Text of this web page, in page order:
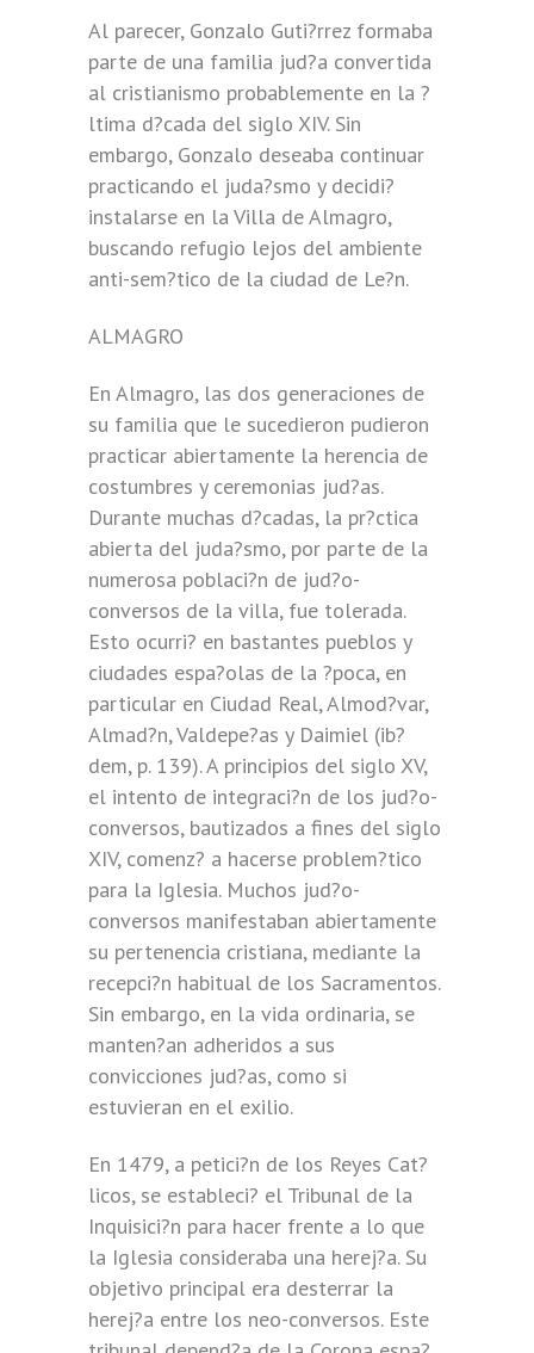
Al parecer, Gonzalo Guti?rrez formaba
parte de una familia jud?a convertida
al cristianismo probablemente en la ?
ltima d?cada del siglo XIV. Sin
embargo, Gonzalo deseaba continuar
practicando el juda?smo y decidi?
instalarse en la Villa de Almagro,
buscando refugio lejos del ambiente
anti-sem?tico de la ciudad de Le?n.
ALMAGRO
En Almagro, las dos generaciones de
su familia que le sucedieron pudieron
practicar abiertamente la herencia de
costumbres y ceremonias jud?as.
Durante muchas d?cadas, la pr?ctica
abierta del juda?smo, por parte de la
numerosa poblaci?n de jud?o-
conversos de la villa, fue tolerada.
Esto ocurri? en bastantes pueblos y
ciudades espa?olas de la ?poca, en
particular en Ciudad Real, Almod?var,
Almad?n, Valdepe?as y Daimiel (ib?
dem, p. 139). A principios del siglo XV,
el intento de integraci?n de los jud?o-
conversos, bautizados a fines del siglo
XIV, comenz? a hacerse problem?tico
para la Iglesia. Muchos jud?o-
conversos manifestaban abiertamente
su pertenencia cristiana, mediante la
recepci?n habitual de los Sacramentos.
Sin embargo, en la vida ordinaria, se
manten?an adheridos a sus
convicciones jud?as, como si
estuvieran en el exilio.
En 1479, a petici?n de los Reyes Cat?
licos, se estableci? el Tribunal de la
Inquisici?n para hacer frente a lo que
la Iglesia consideraba una herej?a. Su
objetivo principal era desterrar la
herej?a entre los neo-conversos. Este